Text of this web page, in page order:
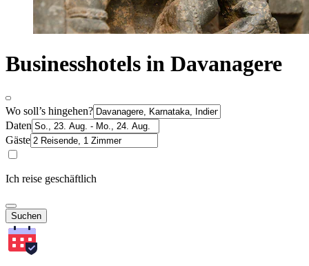
Businesshotels in Davanagere
Wo soll’s hingehen?
Daten
Gäste
Ich reise geschäftlich
Suchen